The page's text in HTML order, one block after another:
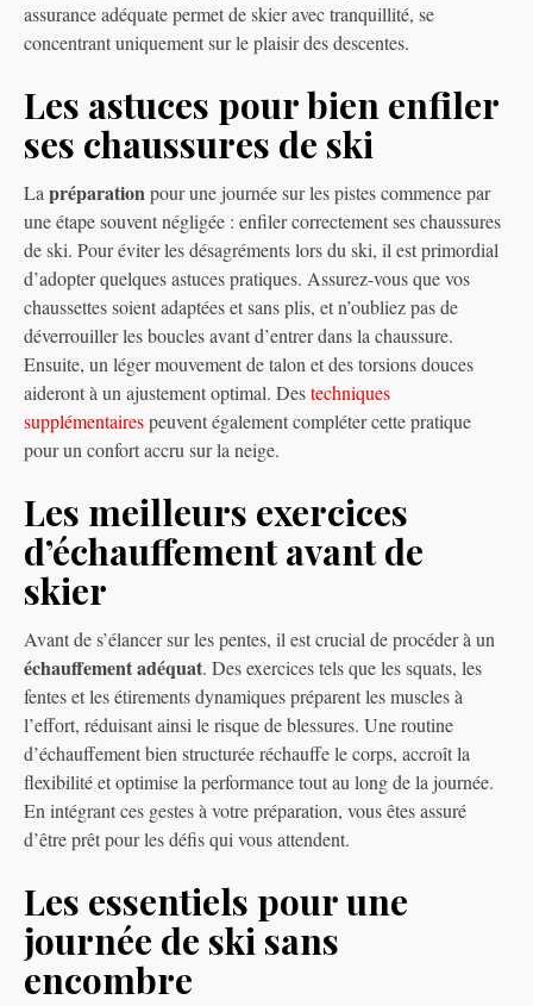
assurance adéquate permet de skier avec tranquillité, se
concentrant uniquement sur le plaisir des descentes.
Les astuces pour bien enfiler
ses chaussures de ski
Lapréparationpour une journée sur les pistes commence par
une étape souvent négligée : enfiler correctement ses chaussures
de ski. Pour éviter les désagréments lors du ski, il est primordial
d’adopter quelques astuces pratiques. Assurez-vous que vos
chaussettes soient adaptées et sans plis, et n’oubliez pas de
déverrouiller les boucles avant d’entrer dans la chaussure.
Ensuite, un léger mouvement de talon et des torsions douces
aideront à un ajustement optimal. Destechniques
supplémentairespeuvent également compléter cette pratique
pour un confort accru sur la neige.
Les meilleurs exercices
d’échauffement avant de
skier
Avant de s’élancer sur les pentes, il est crucial de procéder à un
échauffement adéquat. Des exercices tels que les squats, les
fentes et les étirements dynamiques préparent les muscles à
l’effort, réduisant ainsi le risque de blessures. Une routine
d’échauffement bien structurée réchauffe le corps, accroît la
flexibilité et optimise la performance tout au long de la journée.
En intégrant ces gestes à votre préparation, vous êtes assuré
d’être prêt pour les défis qui vous attendent.
Les essentiels pour une
journée de ski sans
encombre